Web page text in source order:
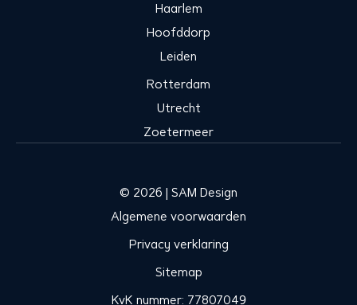
Haarlem
Hoofddorp
Leiden
Rotterdam
Utrecht
Zoetermeer
© 2026 | SAM Design
Algemene voorwaarden
Privacy verklaring
Sitemap
KvK nummer: 77807049